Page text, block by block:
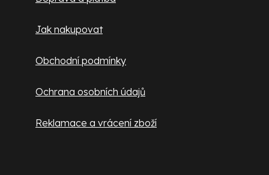
Jak nakupovat
Obchodní podmínky
Ochrana osobních údajů
Reklamace a vrácení zboží